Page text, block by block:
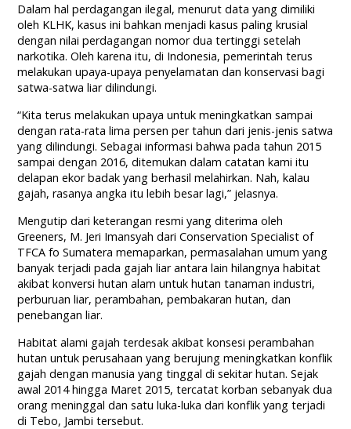
Dalam hal perdagangan ilegal, menurut data yang dimiliki
oleh KLHK, kasus ini bahkan menjadi kasus paling krusial
dengan nilai perdagangan nomor dua tertinggi setelah
narkotika. Oleh karena itu, di Indonesia, pemerintah terus
melakukan upaya-upaya penyelamatan dan konservasi bagi
satwa-satwa liar dilindungi.
“Kita terus melakukan upaya untuk meningkatkan sampai
dengan rata-rata lima persen per tahun dari jenis-jenis satwa
yang dilindungi. Sebagai informasi bahwa pada tahun 2015
sampai dengan 2016, ditemukan dalam catatan kami itu
delapan ekor badak yang berhasil melahirkan. Nah, kalau
gajah, rasanya angka itu lebih besar lagi,” jelasnya.
Mengutip dari keterangan resmi yang diterima oleh
Greeners, M. Jeri Imansyah dari Conservation Specialist of
TFCA fo Sumatera memaparkan, permasalahan umum yang
banyak terjadi pada gajah liar antara lain hilangnya habitat
akibat konversi hutan alam untuk hutan tanaman industri,
perburuan liar, perambahan, pembakaran hutan, dan
penebangan liar.
Habitat alami gajah terdesak akibat konsesi perambahan
hutan untuk perusahaan yang berujung meningkatkan konflik
gajah dengan manusia yang tinggal di sekitar hutan. Sejak
awal 2014 hingga Maret 2015, tercatat korban sebanyak dua
orang meninggal dan satu luka-luka dari konflik yang terjadi
di Tebo, Jambi tersebut.